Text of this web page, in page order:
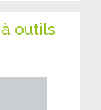
outils